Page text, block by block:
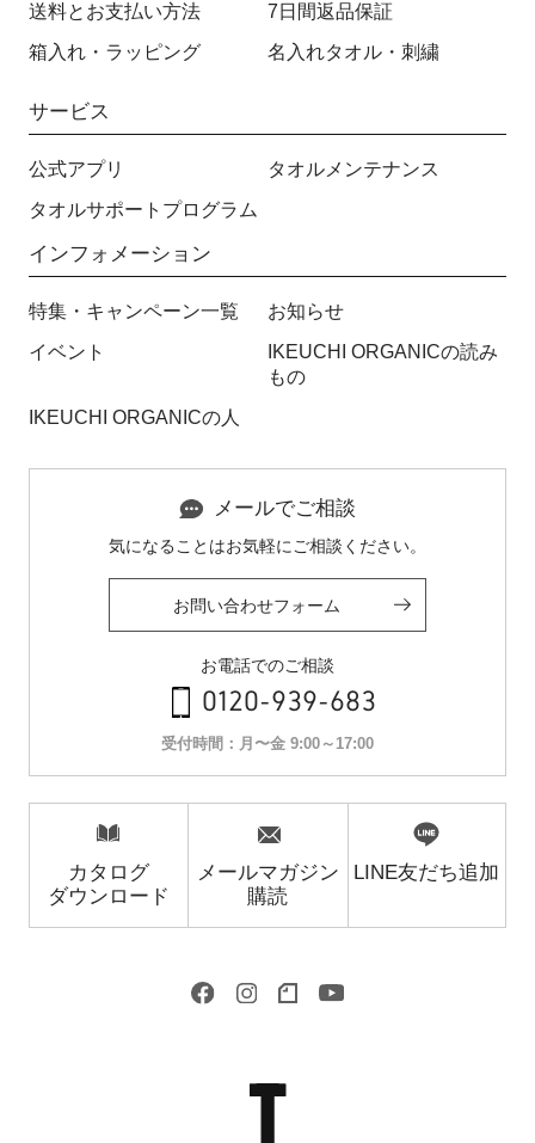
送料とお支払い方法 7日間返品保証
箱入れ・ラッピング 名入れタオル・刺繍
サービス
公式アプリ タオルメンテナンス
タオルサポートプログラム
インフォメーション
特集・キャンペーン一覧 お知らせ
イベント
IKEUCHI ORGANICの読み
もの
IKEUCHI ORGANICの人
メールでご相談
気になることはお気軽にご相談ください。
お問い合わせフォーム
お電話でのご相談
0120-939-683
受付時間：月〜金 9:00～17:00
カタログ
ダウンロード
メールマガジン
購読
LINE友だち追加